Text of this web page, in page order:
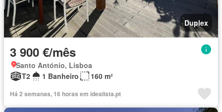
Duplex
3 900 €/mês
Santo António, Lisboa
T2
1 Banheiro 160 m²
Há 2 semanas, 16 horas em idealista.pt